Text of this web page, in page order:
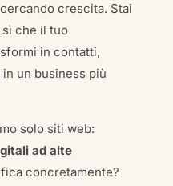
crescita. Stai
che il tuo
in contatti,
un business più
solo siti web:
ad alte
concretamente?